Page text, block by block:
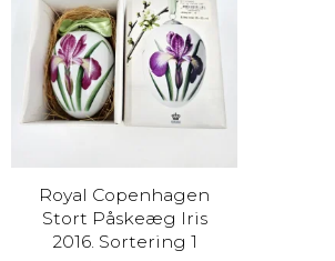
Royal Copenhagen
Stort Påskeæg Iris
2016. Sortering 1